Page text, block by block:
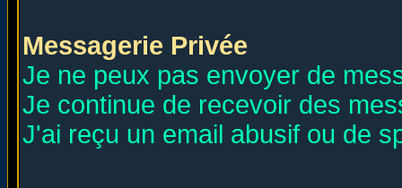
Messagerie Privée
Je ne peux pas envoyer de
Je continue de recevoir des
J'ai reçu un email abusif ou de